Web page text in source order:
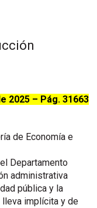
2025 – Pág. 31663
de Economía e
Departamento
administrativa
pública y la
lleva implícita y de